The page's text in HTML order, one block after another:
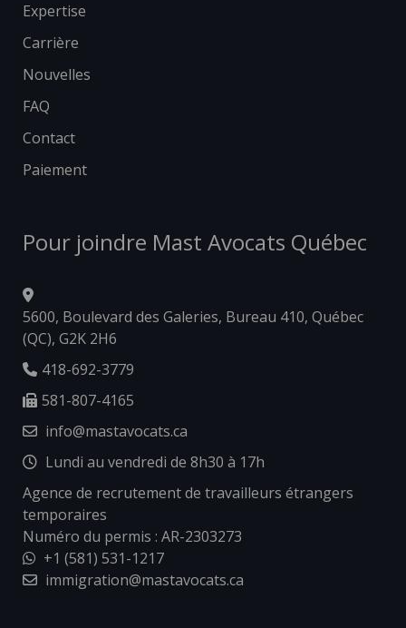
Expertise
Carrière
Nouvelles
FAQ
Contact
Paiement
Pour joindre Mast Avocats Québec
5600, Boulevard des Galeries, Bureau 410, Québec
(QC), G2K 2H6
418-692-3779
581-807-4165
info@mastavocats.ca
Lundi au vendredi de 8h30 à 17h
Agence de recrutement de travailleurs étrangers
temporaires
Numéro du permis : AR-2303273
+1 (581) 531-1217
immigration@mastavocats.ca